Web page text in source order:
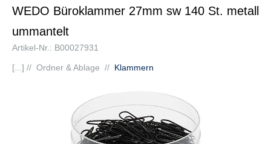
WEDO Büroklammer 27mm sw 140 St. metall
ummantelt
Artikel-Nr.: B00027931
[...] // Ordner & Ablage // Klammern